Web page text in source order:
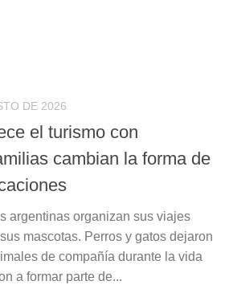
DE 2026
el turismo con
cambian la forma de
argentinas organizan sus viajes
mascotas. Perros y gatos dejaron
de compañía durante la vida
a formar parte de...